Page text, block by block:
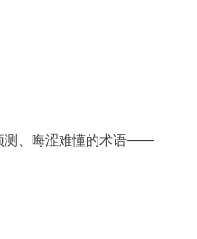
测、晦涩难懂的术语——